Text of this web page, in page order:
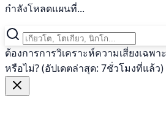
กำลังโหลดแผนที่...
ต้องการการวิเคราะห์ความเสี่ยงเฉพ
หรือไม่? (อัปเดตล่าสุด: 7ชั่วโมงที่แล้ว)